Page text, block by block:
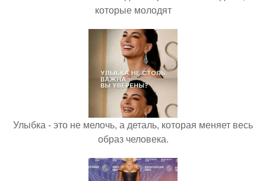
которые молодят
Улыбка - это не мелочь, а деталь, которая меняет весь
образ человека.